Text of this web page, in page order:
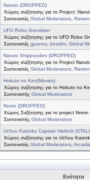
Naruto (DROPPED)
Χώρος συζήτησης για το Project:
Συντονιστές Global Moderators
UFO Robo Grendizer
Χώρος συζήτησης για το UFO Robo
Συντονιστές gpanos bezdim Global
Naruto Shippuuden (DROPPED)
Χώρος συζήτησης για το Project
Συντονιστές Global Moderators
Hokuto no Ken(Movies)
Χώρος συζήτησης για το Hokuto no
Συντονιστής Global Moderators
Noein (DROPPED)
Χώρος Συζήτησης για το project Noein
Συντονιστής Global Moderators
Uchuu Kaizoku Captain Harlock
Χώρος συζήτησης για το Uchuu
Συντονιστές Global Moderators
Ενότητα